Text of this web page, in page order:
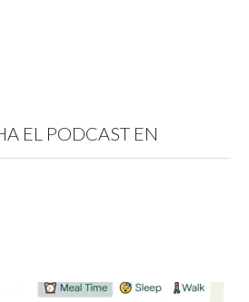
EL PODCAST EN